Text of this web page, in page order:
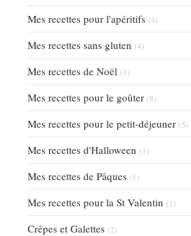
Mes recettes pour l'apéritifs (4)
Mes recettes sans gluten (4)
Mes recettes de Noël (1)
Mes recettes pour le goûter (8)
Mes recettes pour le petit-déjeuner (5)
Mes recettes d'Halloween (1)
Mes recettes de Pâques (1)
Mes recettes pour la St Valentin (1)
Crêpes et Galettes (2)